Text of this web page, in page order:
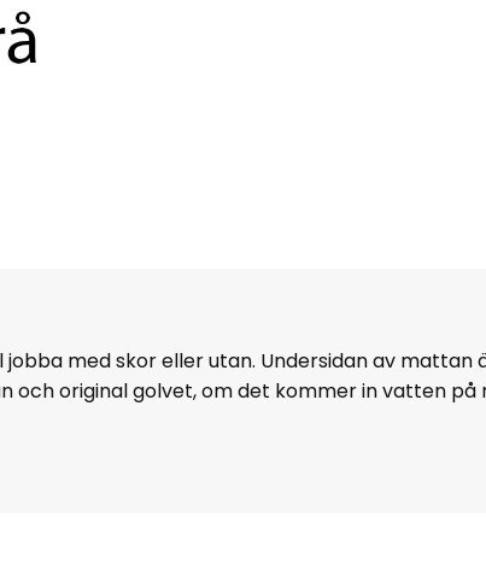
med skor eller utan. Undersidan av
och original golvet, om det kommer in vatten